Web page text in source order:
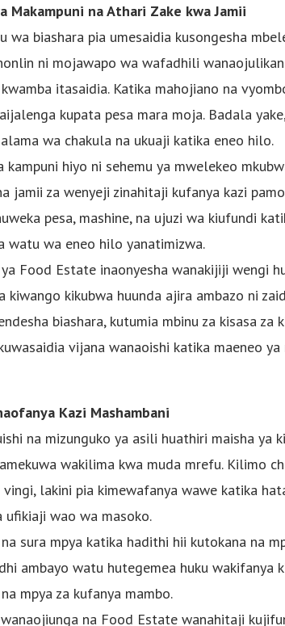
Makampuni na Athari Zake kwa Jamii
wa biashara pia umesaidia kusongesha
ni mojawapo wa wafadhili
itasaidia. Katika mahojiano na
kupata pesa mara moja. Badala
wa chakula na ukuaji katika eneo hilo.
kampuni hiyo ni sehemu ya mwelekeo
jamii za wenyeji zinahitaji kufanya kazi
pesa, mashine, na ujuzi wa kiufundi
watu wa eneo hilo yanatimizwa.
Food Estate inaonyesha wanakijiji wengi
kiwango kikubwa huunda ajira ambazo ni
biashara, kutumia mbinu za kisasa za
vijana wanaoishi katika maeneo
Kazi Mashambani
na mizunguko ya asili huathiri maisha ya
wakilima kwa muda mrefu. Kilimo
vingi, lakini pia kimewafanya wawe katika
ufikiaji wao wa masoko.
sura mpya katika hadithi hii kutokana na
ambayo watu hutegemea huku wakifanya
mpya za kufanya mambo.
na Food Estate wanahitaji